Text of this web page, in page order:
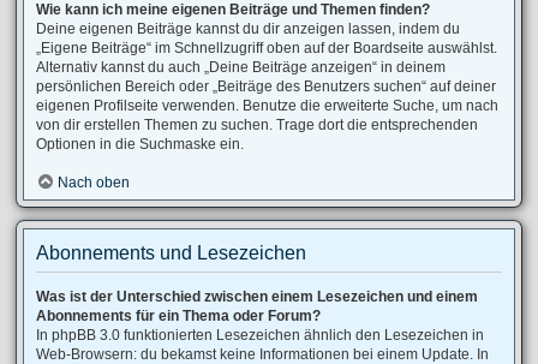
Wie kann ich meine eigenen Beiträge und Themen finden?
Deine eigenen Beiträge kannst du dir anzeigen lassen, indem du
„Eigene Beiträge“ im Schnellzugriff oben auf der Boardseite auswählst.
Alternativ kannst du auch „Deine Beiträge anzeigen“ in deinem
persönlichen Bereich oder „Beiträge des Benutzers suchen“ auf deiner
eigenen Profilseite verwenden. Benutze die erweiterte Suche, um nach
von dir erstellen Themen zu suchen. Trage dort die entsprechenden
Optionen in die Suchmaske ein.
Nach oben
Abonnements und Lesezeichen
Was ist der Unterschied zwischen einem Lesezeichen und einem
Abonnements für ein Thema oder Forum?
In phpBB 3.0 funktionierten Lesezeichen ähnlich den Lesezeichen in
Web-Browsern: du bekamst keine Informationen bei einem Update. In